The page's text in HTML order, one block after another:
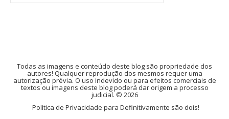
Todas as imagens e conteúdo deste blog são propriedade dos
autores! Qualquer reprodução dos mesmos requer uma
autorização prévia. O uso indevido ou para efeitos comerciais de
textos ou imagens deste blog poderá dar origem a processo
judicial. © 2026
Política de Privacidade para Definitivamente são dois!